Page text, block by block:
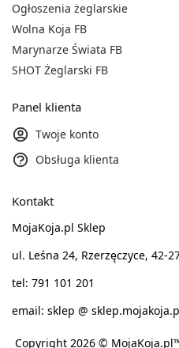
Ogłoszenia żeglarskie
Wolna Koja FB
Marynarze Świata FB
SHOT Żeglarski FB
Panel klienta
Twoje konto
Obsługa klienta
Kontakt
MojaKoja.pl Sklep
ul. Leśna 24, Rzerzęczyce, 42-
tel: 791 101 201
email: sklep @
Copyright 2026 ©